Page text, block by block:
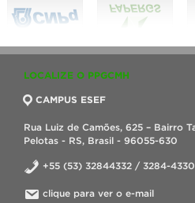
LOCALIZE O PPGCMH
CAMPUS ESEF
Rua Luiz de Camões, 625 – Bairro
Pelotas - RS, Brasil - 96055-630
+55 (53) 32844332 / 3284-4330
clique para ver o e-mail